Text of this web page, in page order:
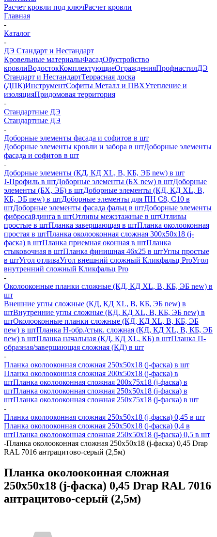
Расчет кровли под ключРасчет кровли
Главная
-
Каталог
-
ДЭ Стандарт и Нестандарт
Кровельные материалыФасадОбустройство
кровлиВодостокКомплектующиеОгражденияПрофнастилДЭ
Стандарт и НестандартТеррасная доска
(ДПК)ИнструментСофиты Металл и ПВХУтепление и
изоляцияПридомовая территория
-
Стандартные ДЭ
Стандартные ДЭ
-
Доборные элементы фасада и софитов в шт
Доборные элементы кровли и забора в штДоборные элементы
фасада и софитов в шт
-
Доборные элементы (КД, КД XL, В, КБ, ЭБ new) в шт
J-Профиль в штДоборные элементы (БХ new) в штДоборные
элементы (БХ, ЭБ) в штДоборные элементы (КД, КД XL, В,
КБ, ЭБ new) в штДоборные элементы для ПН С8, С10 в
штДоборные элементы фасада фальц в штДоборные элементы
фибросайдинга в штОтливы межэтажные в штОтливы
простые в штПланка завершающая в штПланка околооконная
простая в штПланка околооконная сложная 300х50х18 (j-
фаска) в штПланка приемная оконная в штПланка
стыковочная в штПланка финишная 46х25 в штУглы простые
в штУгол отливаУгол внешний сложный Кликфальц ProУгол
внутренний сложный Кликфальц Pro
-
Околооконные планки сложные (КД, КД XL, В, КБ, ЭБ new) в
шт
Внешние углы сложные (КД, КД XL, В, КБ, ЭБ new) в
штВнутренние углы сложные (КД, КД XL, В, КБ, ЭБ new) в
штОколооконные планки сложные (КД, КД XL, В, КБ, ЭБ
new) в штПланка H-обр./стык. сложная (КД, КД XL, В, КБ, ЭБ
new) в штПланка начальная (КД, КД XL, КБ) в штПланка П-
образная/завершающая сложная (КД) в шт
-
Планка околооконная сложная 250х50х18 (j-фаска) в шт
Планка околооконная сложная 200х50х18 (j-фаска) в
штПланка околооконная сложная 200х75х18 (j-фаска) в
штПланка околооконная сложная 250х50х18 (j-фаска) в
штПланка околооконная сложная 250х75х18 (j-фаска) в шт
-
Планка околооконная сложная 250х50х18 (j-фаска) 0,45 в шт
Планка околооконная сложная 250х50х18 (j-фаска) 0,4 в
штПланка околооконная сложная 250х50х18 (j-фаска) 0,5 в шт
-Планка околооконная сложная 250х50х18 (j-фаска) 0,45 Drap
RAL 7016 антрацитово-серый (2,5м)
Планка околооконная сложная
250х50х18 (j-фаска) 0,45 Drap RAL 7016
антрацитово-серый (2,5м)